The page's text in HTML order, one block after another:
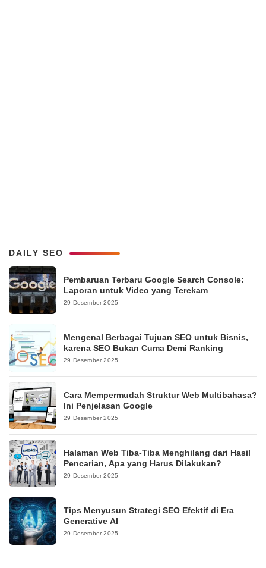
DAILY SEO
Pembaruan Terbaru Google Search Console:
Laporan untuk Video yang Terekam
29 Desember 2025
Mengenal Berbagai Tujuan SEO untuk Bisnis,
karena SEO Bukan Cuma Demi Ranking
29 Desember 2025
Cara Mempermudah Struktur Web Multibahasa?
Ini Penjelasan Google
29 Desember 2025
Halaman Web Tiba-Tiba Menghilang dari Hasil
Pencarian, Apa yang Harus Dilakukan?
29 Desember 2025
Tips Menyusun Strategi SEO Efektif di Era
Generative AI
29 Desember 2025